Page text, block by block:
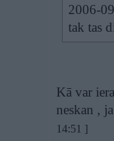
2006-
tak tas
Kā var
neskan ,
14:51 ]